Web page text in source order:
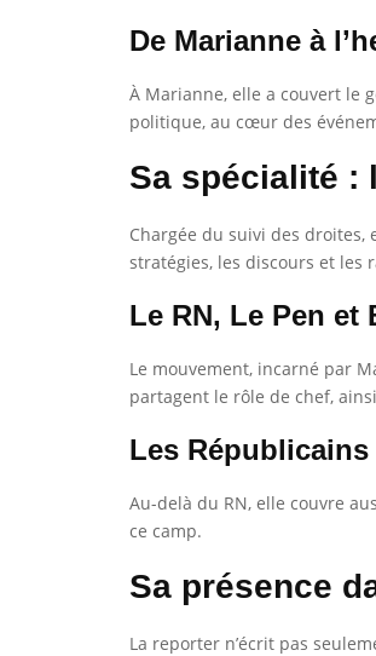
De Marianne à
À Marianne, elle a couvert le
politique, au cœur des
Sa spécialité :
Chargée du suivi des
stratégies, les discours et les
Le RN, Le Pen et
Le mouvement, incarné par
partagent le rôle de chef,
Les
Au-delà du RN, elle couvre
ce camp.
Sa présence
La reporter n’écrit pas